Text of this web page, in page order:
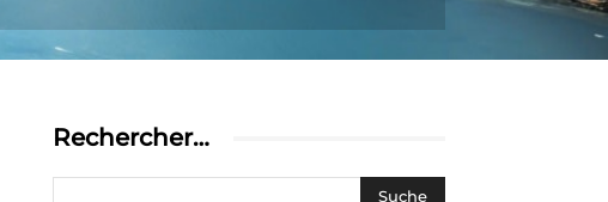
Rechercher…